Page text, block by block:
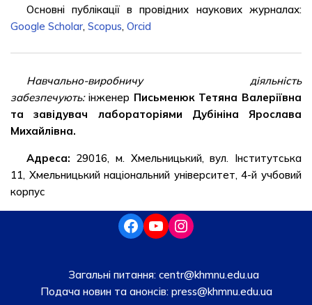
Основні публікації в провідних наукових журналах:
Google Scholar, Scopus, Orcid
Навчально-виробничу діяльність
забезпечують: інженер Письменюк Тетяна Валеріївна
та завідувач лабораторіями Дубініна Ярослава
Михайлівна.
Адреса: 29016, м. Хмельницький, вул. Інститутська
11, Хмельницький національний університет, 4-й учбовий
корпус
Загальні питання: centr@khmnu.edu.ua
Подача новин та анонсів:press@khmnu.edu.ua